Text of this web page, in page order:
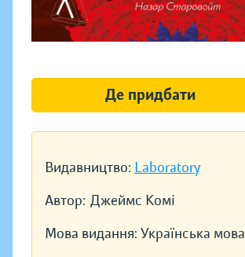
Видавництво: Laboratory
Автор: Джеймс Комі
Мова видання: Українська мова
Де придбати